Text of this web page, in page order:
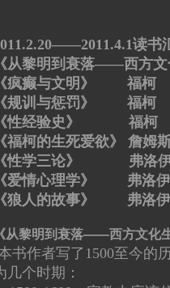
读书
《从黎明到衰落——西方文
《疯癫与文明》 福
《规训与惩罚》 福
《性经验史》 福
《福柯的生死爱欲》 詹姆
《性学三论》 弗洛
《爱情心理学》 弗洛
《狼人的故事》 弗洛
《从黎明到衰落——西方文化
书作者写了1500至今的
几个时期：